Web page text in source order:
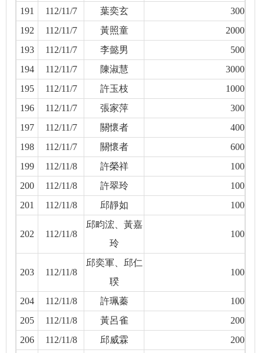
191 112/11/7 葉奕玄
300
192
112/11/7 黃照童
2000
193
112/11/7 李懿男
500
194
112/11/7 陳淑慧
3000
195
112/11/7 許玉枝
1000
196
112/11/7 張家萍
300
197
112/11/7 關懷者
400
198
112/11/7 關懷者
600
199
112/11/8 許榮祥
100
200
112/11/8 許翠玲
100
201
112/11/8 邱靜如 100
202 112/11/8
邱畇浤、黃嘉
玲
100
203 112/11/8
邱奕軍、邱仁
聧
100
204 112/11/8 許珮蓁
100
205
112/11/8 黃呂雀
200
206
112/11/8 邱威霖
200